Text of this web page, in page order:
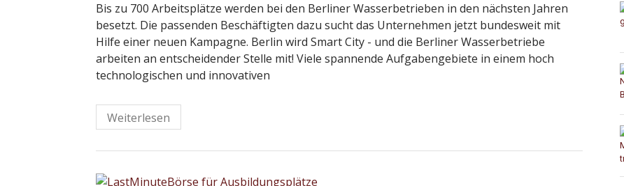
Bis zu 700 Arbeitsplätze werden bei den Berliner Wasserbetrieben in den nächsten Jahren
besetzt. Die passenden Beschäftigten dazu sucht das Unternehmen jetzt bundesweit mit
Hilfe einer neuen Kampagne. Berlin wird Smart City - und die Berliner Wasserbetriebe
arbeiten an entscheidender Stelle mit! Viele spannende Aufgabengebiete in einem hoch
technologischen und innovativen
Weiterlesen